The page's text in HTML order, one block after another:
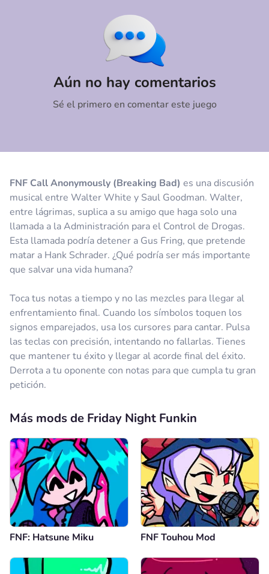
FNF Call Anonymously (Breaking Bad) es una discusión
musical entre Walter White y Saul Goodman. Walter,
entre lágrimas, suplica a su amigo que haga solo una
llamada a la Administración para el Control de Drogas.
Esta llamada podría detener a Gus Fring, que pretende
matar a Hank Schrader. ¿Qué podría ser más importante
que salvar una vida humana?
Toca tus notas a tiempo y no las mezcles para llegar al
enfrentamiento final. Cuando los símbolos toquen los
signos emparejados, usa los cursores para cantar. Pulsa
las teclas con precisión, intentando no fallarlas. Tienes
que mantener tu éxito y llegar al acorde final del éxito.
Derrota a tu oponente con notas para que cumpla tu gran
petición.
Aún no hay comentarios
Sé el primero en comentar este juego
Más mods de Friday Night Funkin
FNF: Hatsune Miku FNF Touhou Mod